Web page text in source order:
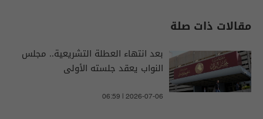
مقالات ذات صلة
بعد انتهاء العطلة التشريعية.. مجلس
النواب يعقد جلسته الأولى
06:59 | 2026-07-06